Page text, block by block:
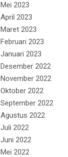
Mei 2023
April 2023
Maret 2023
Februari 2023
Januari 2023
Desember 2022
November 2022
Oktober 2022
September 2022
Agustus 2022
Juli 2022
Juni 2022
Mei 2022